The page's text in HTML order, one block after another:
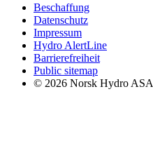
Beschaffung
Datenschutz
Impressum
Hydro AlertLine
Barrierefreiheit
Public sitemap
© 2026 Norsk Hydro ASA